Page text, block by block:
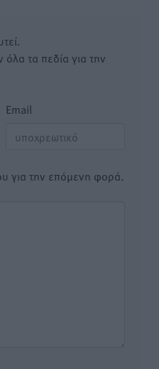
τα πεδία για την
Email
για την επόμενη φορά.